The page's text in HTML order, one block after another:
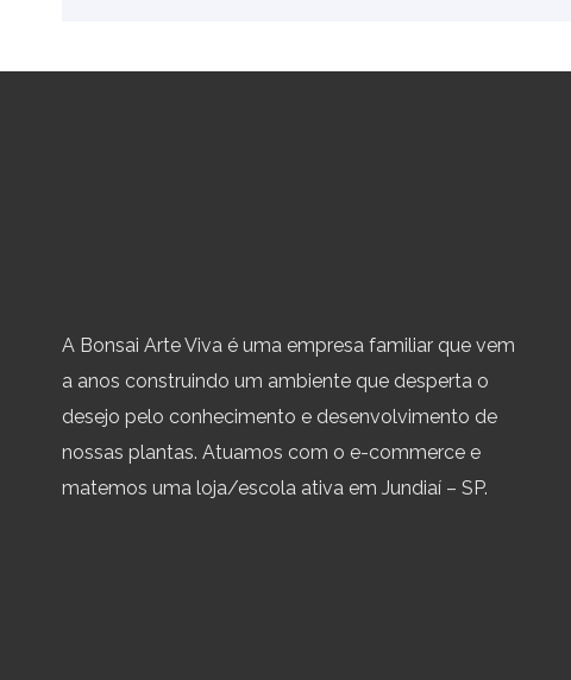
A Bonsai Arte Viva é uma empresa familiar que vem
a anos construindo um ambiente que desperta o
desejo pelo conhecimento e desenvolvimento de
nossas plantas. Atuamos com o e-commerce e
matemos uma loja/escola ativa em Jundiaí – SP.